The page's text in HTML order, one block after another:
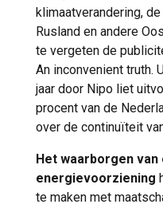
klimaatverandering,
Rusland en andere
te vergeten de
An inconvenient truth.
jaar door Nipo liet
procent van de
over de continuïteit
Het waarborgen van
energievoorziening
te maken met